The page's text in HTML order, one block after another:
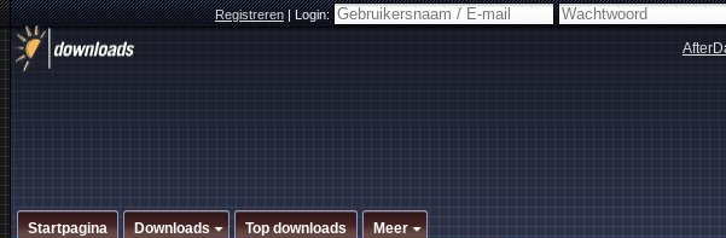
Registreren|Login:
Startpagina Downloads Top downloads Meer